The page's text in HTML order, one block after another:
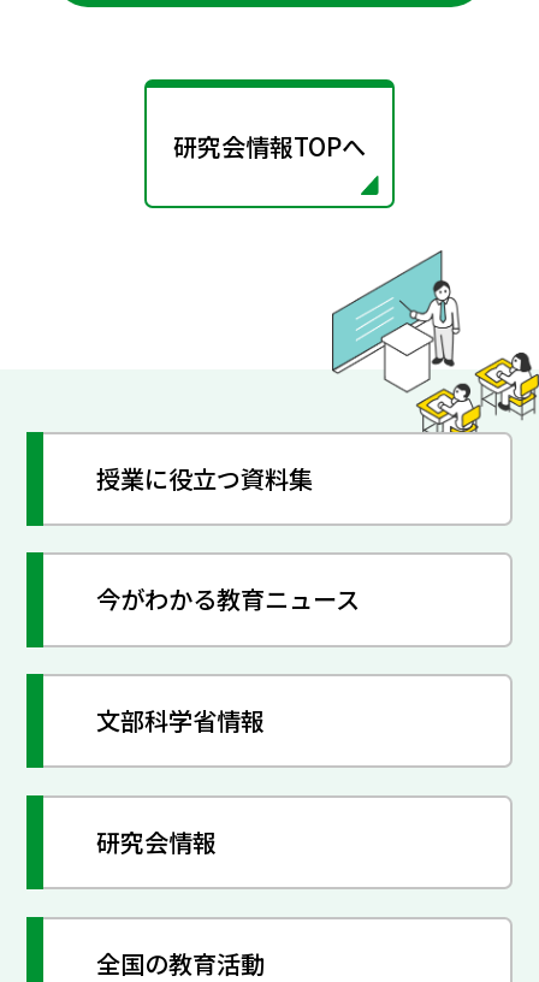
研究会情報TOPへ
授業に役立つ資料集
今がわかる教育ニュース
文部科学省情報
研究会情報
全国の教育活動